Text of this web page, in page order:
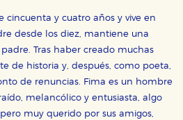
cincuenta y cuatro años y vive en
desde los diez, mantiene una
Tras haber creado muchas
de historia y, después, como poeta,
de renuncias. Fima es un hombre
melancólico y entusiasta, algo
muy querido por sus amigos,